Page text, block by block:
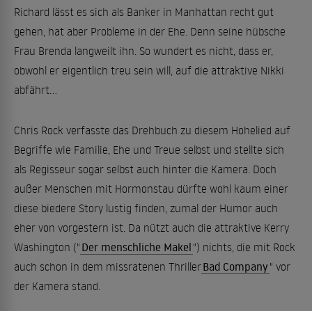
Richard lässt es sich als Banker in Manhattan recht gut
gehen, hat aber Probleme in der Ehe. Denn seine hübsche
Frau Brenda langweilt ihn. So wundert es nicht, dass er,
obwohl er eigentlich treu sein will, auf die attraktive Nikki
abfährt...
Chris Rock verfasste das Drehbuch zu diesem Hohelied auf
Begriffe wie Familie, Ehe und Treue selbst und stellte sich
als Regisseur sogar selbst auch hinter die Kamera. Doch
außer Menschen mit Hormonstau dürfte wohl kaum einer
diese biedere Story lustig finden, zumal der Humor auch
eher von vorgestern ist. Da nützt auch die attraktive Kerry
Washington (" Der menschliche Makel ") nichts, die mit Rock
auch schon in dem missratenen ThrillerBad Company " vor
der Kamera stand.